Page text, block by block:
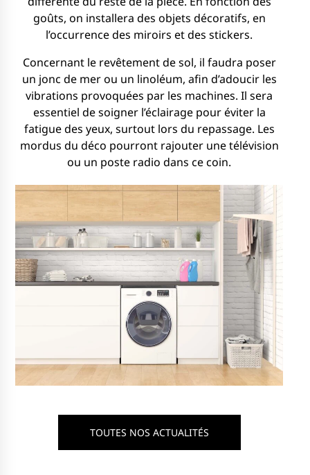
goûts, on installera des objets décoratifs, en
l’occurrence des miroirs et des stickers.
Concernant le revêtement de sol, il faudra poser
un jonc de mer ou un linoléum, afin d’adoucir les
vibrations provoquées par les machines. Il sera
essentiel de soigner l’éclairage pour éviter la
fatigue des yeux, surtout lors du repassage. Les
mordus du déco pourront rajouter une télévision
ou un poste radio dans ce coin.
TOUTES NOS ACTUALITÉS